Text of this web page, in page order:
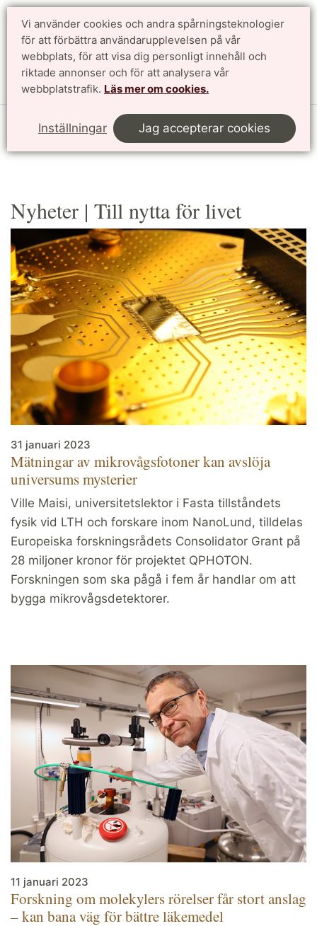
Vi använder cookies och andra spårningsteknologier
för att förbättra användarupplevelsen på vår
webbplats, för att visa dig personligt innehåll och
riktade annonser och för att analysera vår
webbplatstrafik. Läs mer om cookies.
Inställningar Jag accepterar cookies
Sök
Till nytta för världen
Till nytta för livet
Nyheter | Till nytta för livet
31 januari 2023
Mätningar av mikrovågsfotoner kan avslöja
universums mysterier
Ville Maisi, universitetslektor i Fasta tillståndets
fysik vid LTH och forskare inom NanoLund, tilldelas
Europeiska forskningsrådets Consolidator Grant på
28 miljoner kronor för projektet QPHOTON.
Forskningen som ska pågå i fem år handlar om att
bygga mikrovågsdetektorer.
11 januari 2023
Forskning om molekylers rörelser får stort anslag
– kan bana väg för bättre läkemedel